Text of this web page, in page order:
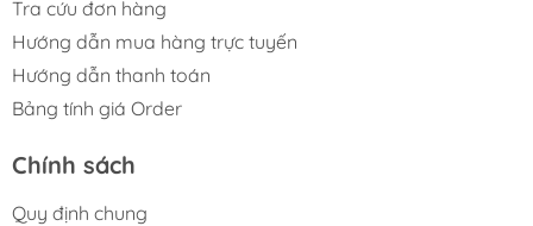
Tra cứu đơn hàng
Hướng dẫn mua hàng trực tuyến
Hướng dẫn thanh toán
Bảng tính giá Order
Chính sách
Quy định chung